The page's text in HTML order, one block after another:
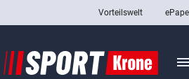
Abonnieren
Vorteilswelt
menu